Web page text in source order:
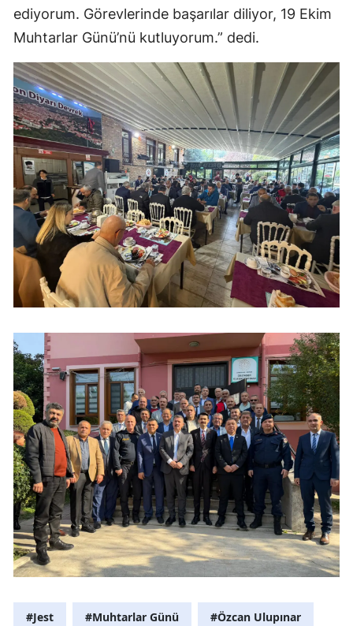
ediyorum. Görevlerinde başarılar diliyor, 19 Ekim
Muhtarlar Günü’nü kutluyorum.” dedi.
#Jest #Muhtarlar Günü #Özcan Ulupınar